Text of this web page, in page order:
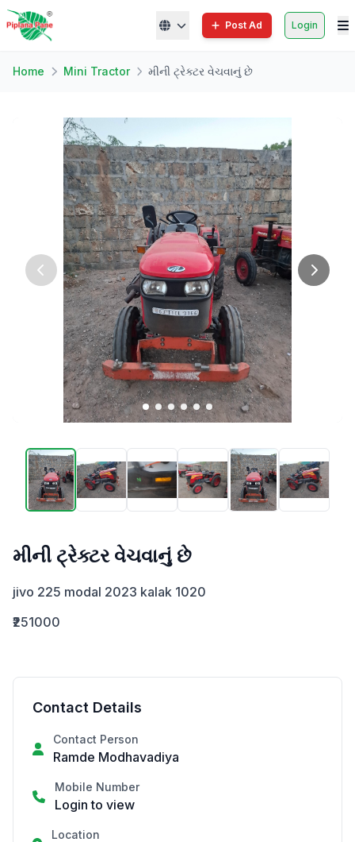
Post Ad Login
Home Mini Tractor મીની ટ્રેક્ટર વેચવાનું છે
મીની ટ્રેક્ટર વેચવાનું છે
jivo 225 modal 2023 kalak 1020
₹251000
Contact Details
Contact Person
Ramde Modhavadiya
Mobile Number
Login to view
Location